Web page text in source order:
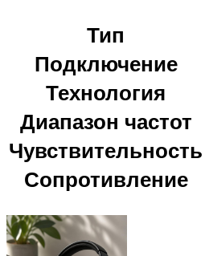
Тип
Подключение
Технология
Диапазон частот
Чувствительность
Сопротивление